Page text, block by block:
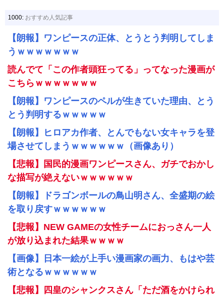
1000: おすすめ人気記事
【朗報】ワンピースの正体、とうとう判明してしま
うｗｗｗｗｗｗｗ
読んでて「この作者頭狂ってる」ってなった漫画が
こちらｗｗｗｗｗｗｗ
【朗報】ワンピースのペルが生きていた理由、とう
とう判明するｗｗｗｗｗ
【朗報】ヒロアカ作者、とんでもない女キャラを登
場させてしまうｗｗｗｗｗｗ（画像あり）
【悲報】国民的漫画ワンピースさん、ガチでおかし
な描写が絶えないｗｗｗｗｗｗ
【朗報】ドラゴンボールの鳥山明さん、全盛期の絵
を取り戻すｗｗｗｗｗｗ
【悲報】NEW GAMEの女性チームにおっさん一人
が放り込まれた結果ｗｗｗｗ
【画像】日本一絵が上手い漫画家の画力、もはや芸
術となるｗｗｗｗｗｗ
【悲報】四皇のシャンクスさん「ただ酒をかけられ